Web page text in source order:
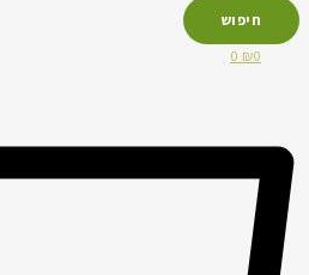
חיפוש
₪0
0